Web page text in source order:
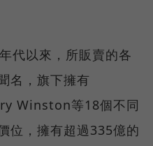
代以來，所販賣的各
名，旗下擁有
Winston等18個不同
位，擁有超過335億的